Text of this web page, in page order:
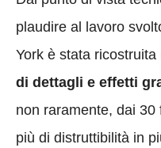
plaudire al lavoro
York è stata
di dettagli e effetti
non raramente, dai 30
più di distruttibilità in